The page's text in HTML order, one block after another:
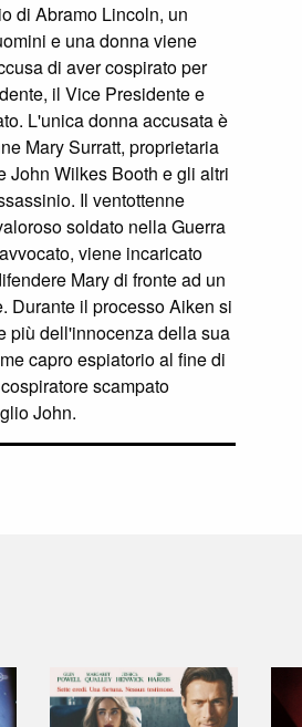
di Abramo Lincoln, un
e una donna viene
di aver cospirato per
il Vice Presidente e
L'unica donna accusata è
Mary Surratt, proprietaria
John Wilkes Booth e gli altri
Il ventottenne
soldato nella Guerra
viene incaricato
Mary di fronte ad un
Durante il processo Aiken si
più dell'innocenza della sua
capro espiatorio al fine di
scampato
John.